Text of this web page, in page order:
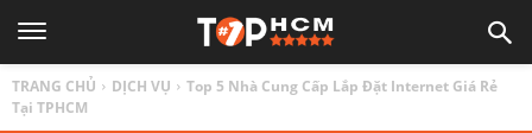
1
TRANG CHỦ DỊCH VỤ
Top 5 Nhà Cung Cấp Lắp Đặt Internet Giá Rẻ
Tại TPHCM